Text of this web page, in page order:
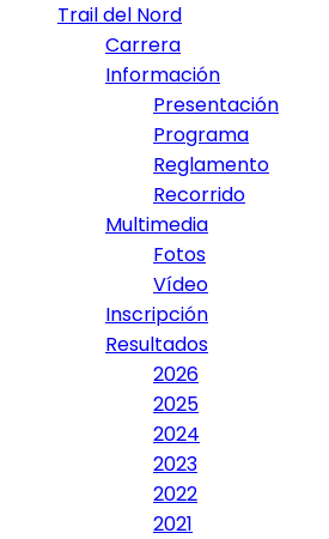
Trail del Nord
Carrera
Información
Presentación
Programa
Reglamento
Recorrido
Multimedia
Fotos
Vídeo
Inscripción
Resultados
2026
2025
2024
2023
2022
2021